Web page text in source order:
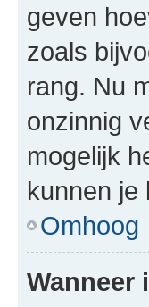
geven
zoals
rang. Nu
onzinnig
mogelijk
kunnen je
Omhoog
Wanneer